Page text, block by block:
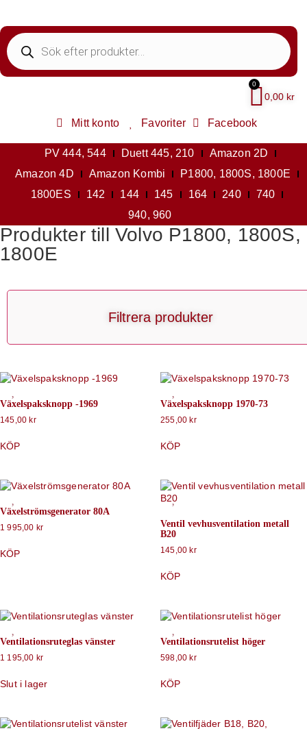
0,00 kr
0
Mitt konto Favoriter Facebook
PV 444, 544 Duett 445, 210
Amazon 2D
Amazon 4D
Amazon Kombi
P1800, 1800S, 1800E
1800ES
142 144 145 164 240
740
940, 960
Produkter till Volvo P1800, 1800S,
1800E
Filtrera produkter
Växelspaksknopp -1969
145,00 kr
KÖP
Växelspaksknopp 1970-73
255,00 kr
KÖP
Växelströmsgenerator 80A
1 995,00 kr
KÖP
Ventil vevhusventilation metall
B20
145,00 kr
KÖP
Ventilationsruteglas vänster
1 195,00 kr
Slut i lager
Ventilationsrutelist höger
598,00 kr
KÖP